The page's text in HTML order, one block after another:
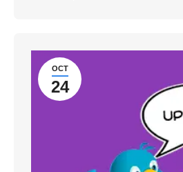
OCT
24